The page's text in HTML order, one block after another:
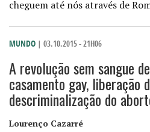
cheguem até nós através de
MUNDO | 03.10.2015 - 21H06
A revolução sem sangue
casamento gay, liberação
descriminalização do
Lourenço Cazarré